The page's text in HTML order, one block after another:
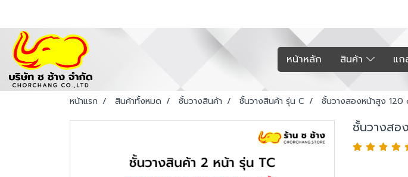
หน้าหลัก สินค้า แก
หน้าแรก สินค้าทั้งหมด ชั้นวางสินค้า ชั้นวางสินค้า รุ่น C ชั้นวางสองหน้าสูง 120
ชั้นวางสอ